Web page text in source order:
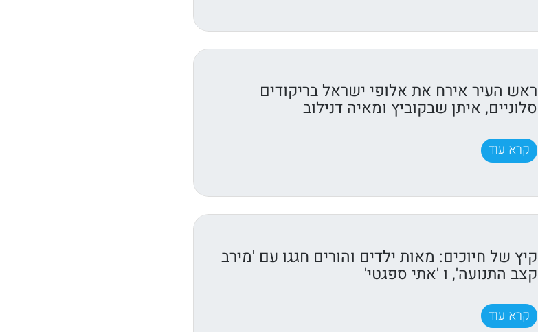
ראש העיר אירח את אלופי ישראל בריקודים
סלוניים, איתן שבקוביץ ומאיה דנילוב
קרא עוד
קיץ של חיוכים: מאות ילדים והורים חגגו עם 'מירב
קצב התנועה', ו 'אתי ספגטי'
קרא עוד